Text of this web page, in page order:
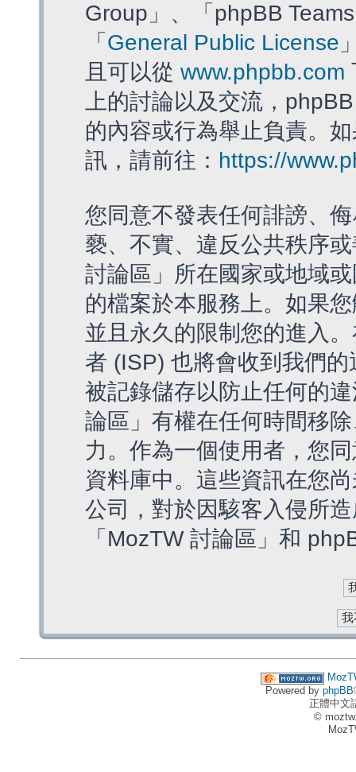
Group」、「phpBB
「 General Public License
且可以從 www.phpbb.com
上的討論以及交流，
的內容或行為舉止負責。
訊，請前往： https://
您同意不發表任何誹謗、
褻、不實、違反公共秩序
討論區」所在國家或地域
的檔案於本服務上。如果
並且永久的限制您的進入
者 (ISP) 也將會收到我們
被記錄儲存以防止任何的
論區」有權在任何時間移
力。作為一個使用者，您
資料庫中。這些資訊在您
公司，對於因駭客入侵所
「MozTW 討論區」和
Powered by phpBB
正體中文
©